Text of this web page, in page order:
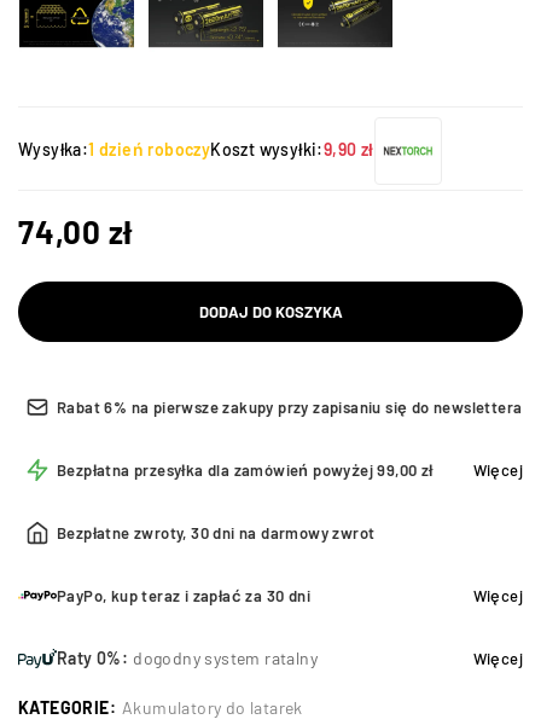
Wysyłka:1 dzień roboczyKoszt wysyłki:9,90 zł
74,00 zł
DODAJ DO KOSZYKA
Rabat 6% na pierwsze zakupy przy zapisaniu się do newslettera
Bezpłatna przesyłka dla zamówień powyżej 99,00 zł Więcej
Bezpłatne zwroty, 30 dni na darmowy zwrot
PayPo, kup teraz i zapłać za 30 dni Więcej
Raty 0%: dogodny system ratalny Więcej
KATEGORIE: Akumulatory do latarek